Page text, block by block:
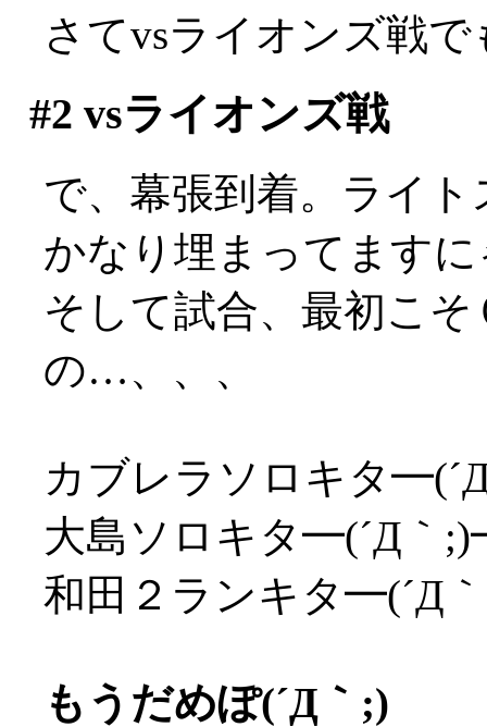
さてvsライオンズ戦
#2 vsライオンズ戦
で、幕張到着。ライ
かなり埋まってます
そして試合、最初こ
の…、、、
カブレラソロキタ
大島ソロキタ━(´Д｀
和田２ランキタ━(´Д
もうだめぽ(´Д｀;)